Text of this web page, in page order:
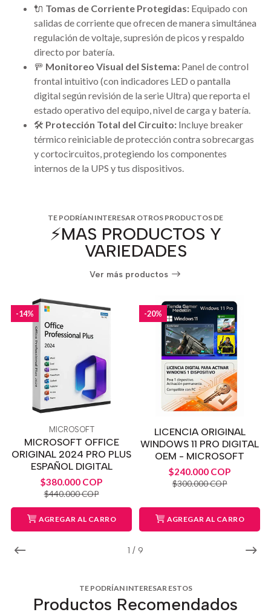
🔌 Tomas de Corriente Protegidas: Equipado con
salidas de corriente que ofrecen de manera simultánea
regulación de voltaje, supresión de picos y respaldo
directo por batería.
🚥 Monitoreo Visual del Sistema: Panel de control
frontal intuitivo (con indicadores LED o pantalla
digital según revisión de la serie Ultra) que reporta el
estado operativo del equipo, nivel de carga y batería.
🛠️ Protección Total del Circuito: Incluye breaker
térmico reiniciable de protección contra sobrecargas
y cortocircuitos, protegiendo los componentes
internos de la UPS y tus dispositivos.
TE PODRÍAN INTERESAR OTROS PRODUCTOS DE
⚡️MAS PRODUCTOS Y
VARIEDADES
Ver más productos
1 / 9
-14%
MICROSOFT
MICROSOFT OFFICE
ORIGINAL 2024 PRO PLUS
ESPAÑOL DIGITAL
$380.000 COP
$440.000 COP
AGREGAR AL CARRO
-20%
LICENCIA ORIGINAL
WINDOWS 11 PRO DIGITAL
OEM - MICROSOFT
$240.000 COP
$300.000 COP
AGREGAR AL CARRO
TE PODRÍAN INTERESAR ESTOS
Productos Recomendados